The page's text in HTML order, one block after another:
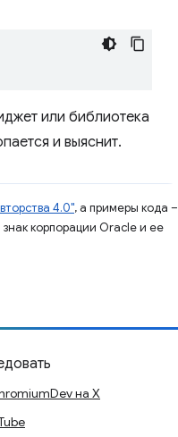
или библиотека
и выяснит.
4.0", а примеры кода –
корпорации Oracle и ее
на X